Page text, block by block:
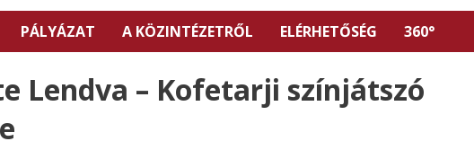
PÁLYÁZAT A KÖZINTÉZETRŐL ELÉRHETŐSÉG 360°
Lendva – Kofetarji színjátszó